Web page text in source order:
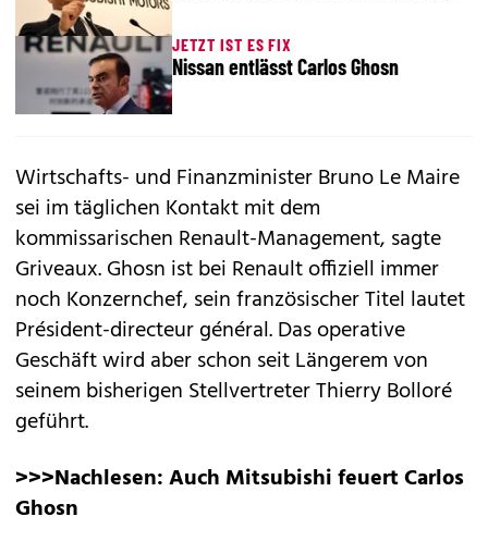
JETZT IST ES FIX
Nissan entlässt Carlos Ghosn
Wirtschafts- und Finanzminister Bruno Le Maire
sei im täglichen Kontakt mit dem
kommissarischen Renault-Management, sagte
Griveaux. Ghosn ist bei Renault offiziell immer
noch Konzernchef, sein französischer Titel lautet
Président-directeur général. Das operative
Geschäft wird aber schon seit Längerem von
seinem bisherigen Stellvertreter Thierry Bolloré
geführt.
>>>Nachlesen:Auch Mitsubishi feuert Carlos
Ghosn